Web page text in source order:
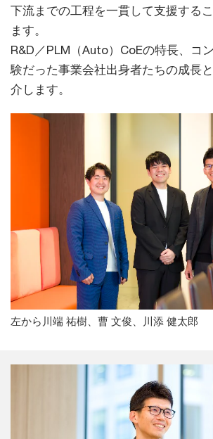
下流までの工程を一貫して支援する
ます。
R&D／PLM（Auto）CoEの特長、コ
験だった事業会社出身者たちの成長
介します。
左から川端 祐樹、曹 文俊、川添 健太郎